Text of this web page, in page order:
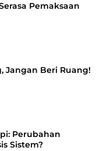
Pemaksaan
Jangan Beri Ruang!
Perubahan
Sistem?